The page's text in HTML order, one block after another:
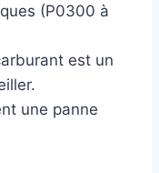
(P0300 à
est un
une panne